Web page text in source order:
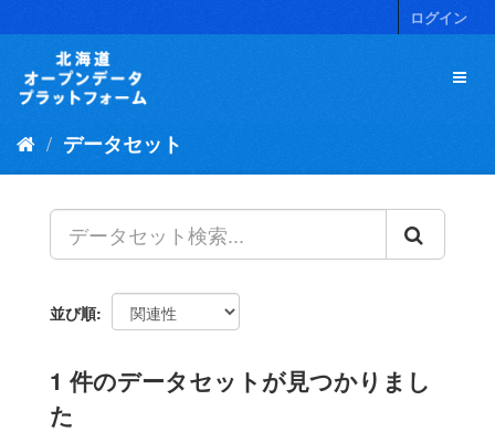
キ
ログイン
データセット
並び順
1 件のデータセットが見つかりまし
た